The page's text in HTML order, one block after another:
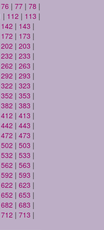
76 | 77 | 78 |
| 112 | 113 |
142 | 143 |
172 | 173 |
202 | 203 |
232 | 233 |
262 | 263 |
292 | 293 |
322 | 323 |
352 | 353 |
382 | 383 |
412 | 413 |
442 | 443 |
472 | 473 |
502 | 503 |
532 | 533 |
562 | 563 |
592 | 593 |
622 | 623 |
652 | 653 |
682 | 683 |
712 | 713 |